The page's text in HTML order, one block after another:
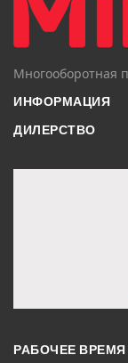
Многооборотная
ИНФОРМАЦИЯ
ДИЛЕРСТВО
РАБОЧЕЕ ВРЕМЯ